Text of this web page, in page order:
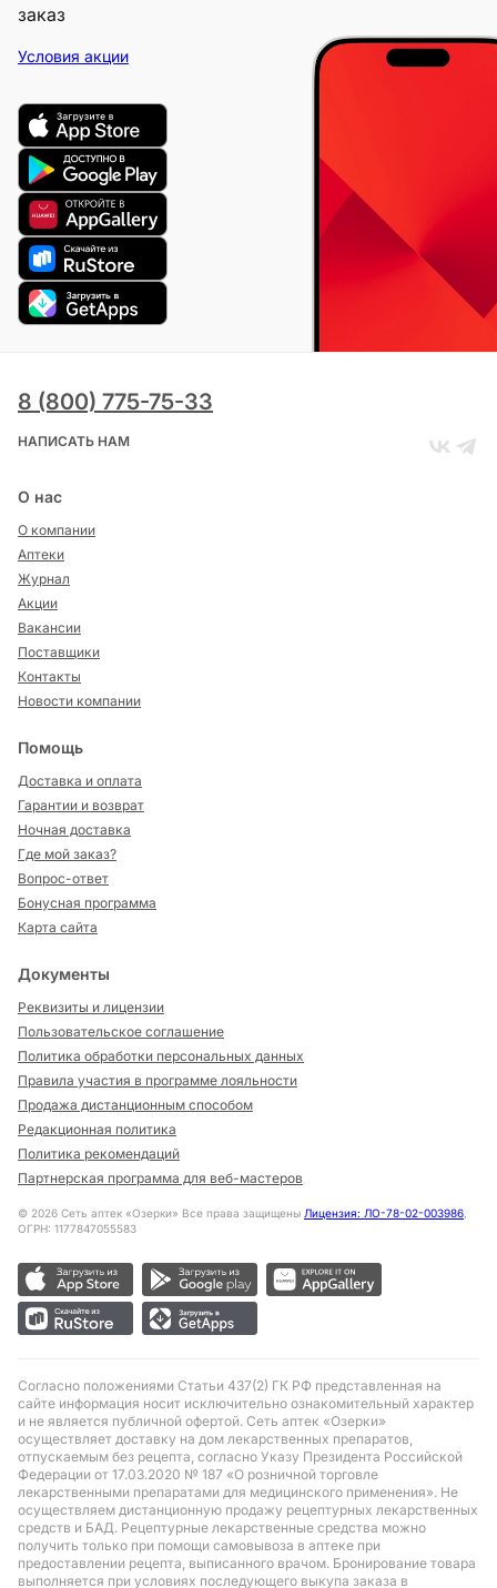
заказ
Условия акции
8 (800) 775-75-33
НАПИСАТЬ НАМ
О нас
О компании
Аптеки
Журнал
Акции
Вакансии
Поставщики
Контакты
Новости компании
Помощь
Доставка и оплата
Гарантии и возврат
Ночная доставка
Где мой заказ?
Вопрос-ответ
Бонусная программа
Карта сайта
Документы
Реквизиты и лицензии
Пользовательское соглашение
Политика обработки персональных данных
Правила участия в программе лояльности
Продажа дистанционным способом
Редакционная политика
Политика рекомендаций
Партнерская программа для веб-мастеров
© 2026 Сеть аптек «Озерки» Все права защищены Лицензия: ЛО-78-02-003986,
ОГРН: 1177847055583
Согласно положениями Статьи 437(2) ГК РФ представленная на
сайте информация носит исключительно ознакомительный характер
и не является публичной офертой. Сеть аптек «Озерки»
осуществляет доставку на дом лекарственных препаратов,
отпускаемым без рецепта, согласно Указу Президента Российской
Федерации от 17.03.2020 № 187 «О розничной торговле
лекарственными препаратами для медицинского применения». Не
осуществляем дистанционную продажу рецептурных лекарственных
средств и БАД. Рецептурные лекарственные средства можно
получить только при помощи самовывоза в аптеке при
предоставлении рецепта, выписанного врачом. Бронирование товара
выполняется при условиях последующего выкупа заказа в